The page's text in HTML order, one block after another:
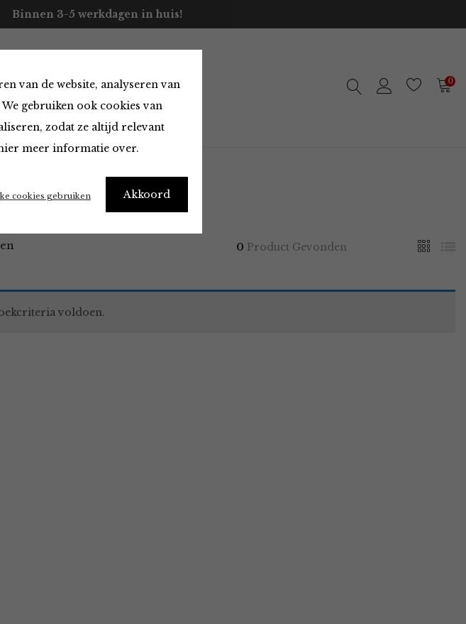
van de website, analyseren van
gebruiken ook cookies van
zodat ze altijd relevant
meer informatie over.
Akkoord
cookies gebruiken
Binnen 3-5 werkdagen in huis!
ons Contact 0
0 Product Gevonden
voldoen.